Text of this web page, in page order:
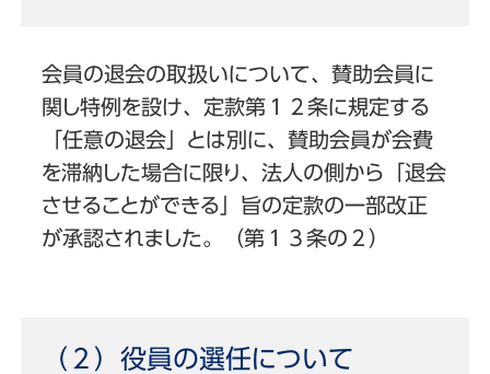
会員の退会の取扱いについて、賛助会員に
関し特例を設け、定款第１２条に規定する
「任意の退会」とは別に、賛助会員が会費
を滞納した場合に限り、法人の側から「退会
させることができる」旨の定款の一部改正
が承認されました。（第１３条の２）
（２）役員の選任について